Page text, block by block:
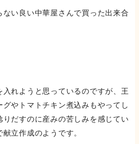
ない良い中華屋さんで買った出来合
れようと思っているのですが、王
やトマトチキン煮込みもやってし
りだすのに産みの苦しみを感じてい
立作成のようです。